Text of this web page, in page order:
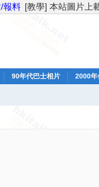
報料 [教學] 本站圖片上
90年代巴士相片 2000